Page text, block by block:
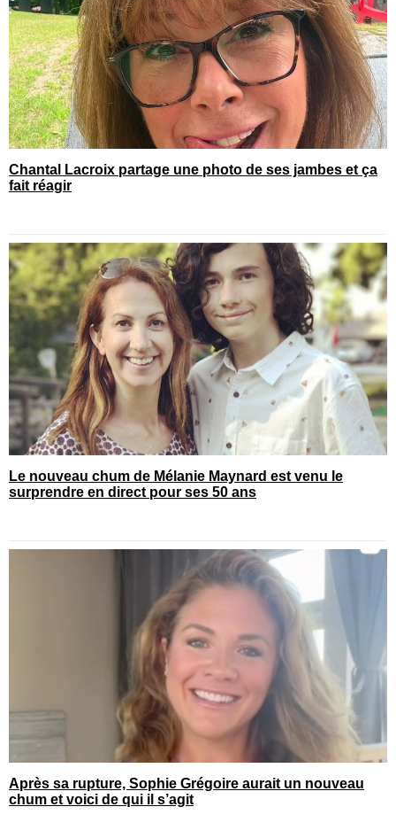
Chantal Lacroix partage une photo de ses jambes et ça
fait réagir
Le nouveau chum de Mélanie Maynard est venu le
surprendre en direct pour ses 50 ans
Après sa rupture, Sophie Grégoire aurait un nouveau
chum et voici de qui il s’agit